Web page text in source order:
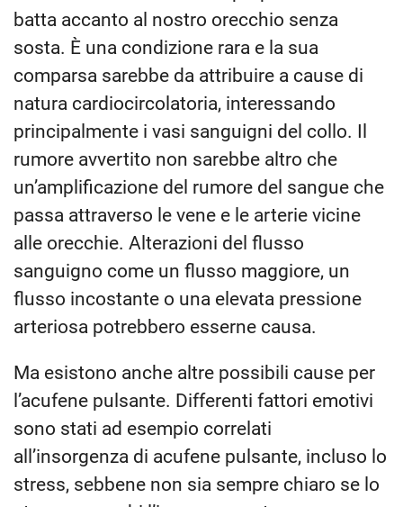
batta accanto al nostro orecchio senza
sosta. È una condizione rara e la sua
comparsa sarebbe da attribuire a cause di
natura cardiocircolatoria, interessando
principalmente i vasi sanguigni del collo. Il
rumore avvertito non sarebbe altro che
un’amplificazione del rumore del sangue che
passa attraverso le vene e le arterie vicine
alle orecchie. Alterazioni del flusso
sanguigno come un flusso maggiore, un
flusso incostante o una elevata pressione
arteriosa potrebbero esserne causa.
Ma esistono anche altre possibili cause per
l’acufene pulsante. Differenti fattori emotivi
sono stati ad esempio correlati
all’insorgenza di acufene pulsante, incluso lo
stress, sebbene non sia sempre chiaro se lo